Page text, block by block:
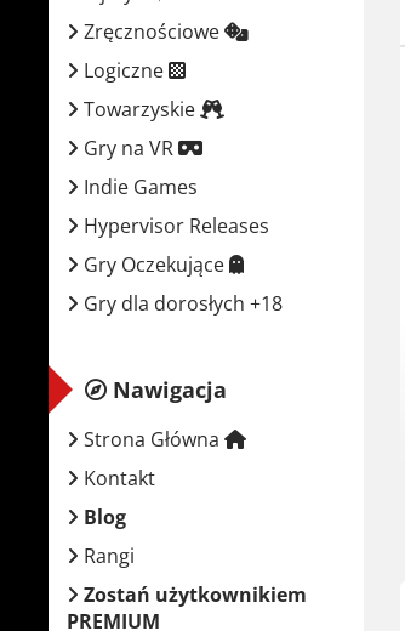
Zręcznościowe
Logiczne
Towarzyskie
Gry na VR
Indie Games
Hypervisor Releases
Gry Oczekujące
Gry dla dorosłych +18
Nawigacja
Strona Główna
Kontakt
Blog
Rangi
Zostań użytkownikiem
PREMIUM